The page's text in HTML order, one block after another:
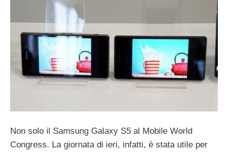
Non solo il Samsung Galaxy S5 al Mobile World
Congress. La giornata di ieri, infatti, è stata utile per